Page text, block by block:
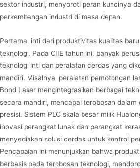
sektor industri, menyoroti peran kuncinya
perkembangan industri di masa depan.
Pertama, inti dari produktivitas kualitas
teknologi. Pada CIIE tahun ini, banyak
teknologi inti dan peralatan cerdas yang
mandiri. Misalnya, peralatan pemotongan
Bond Laser mengintegrasikan berbagai
secara mandiri, mencapai terobosan dalam
presisi. Sistem PLC skala besar milik
inovasi perangkat lunak dan perangkat
menyediakan solusi cerdas untuk kontrol
Pencapaian ini menunjukkan bahwa
berbasis pada terobosan teknologi,